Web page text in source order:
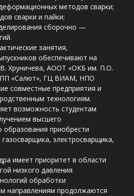
методов сварки;
сварки и пайки;
сборочно —
занятия,
обеспечивают на
Хруничева, АООТ «ОКБ им. П.О.
«Салют», ГЦ ВИАМ, НПО
совместные предприятия и
технологиям.
возможность студентам
высшего
образования приобрести
электросварщика,
имеет пpиоpитет в области
низкого давления
обpаботки
напpавлениям пpодолжаются